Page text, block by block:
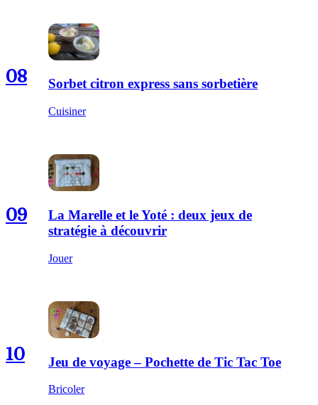
08 Sorbet citron express sans sorbetière
Cuisiner
09
La Marelle et le Yoté : deux jeux de
stratégie à découvrir
Jouer
10 Jeu de voyage – Pochette de Tic Tac Toe
Bricoler